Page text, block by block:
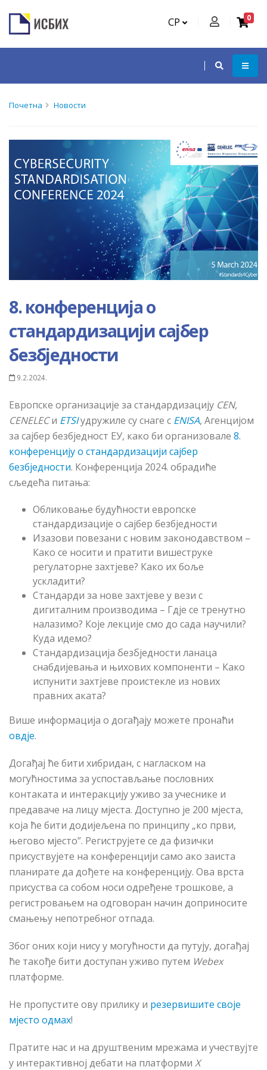
СР 0
Почетна Новости
8. конференција о
стандардизацији сајбер
безбједности
9.2.2024.
Европске организације за стандардизацију CEN,
CENELECи ETSIудружиле су снаге с ENISA, Агенцијом
за сајбер безбједност ЕУ, како би организовале 8.
конференцију о стандардизацији сајбер
безбједности. Конференција 2024. обрадиће
сљедећа питања:
Обликовање будућности европске
стандардизације о сајбер безбједности
Изазови повезани с новим законодавством –
Како се носити и пратити вишеструке
регулаторне захтјеве? Како их боље
ускладити?
Стандарди за нове захтјеве у вези с
дигиталним производима – Гдје се тренутно
налазимо? Које лекције смо до сада научили?
Куда идемо?
Стандардизација безбједности ланаца
снабдијевања и њихових компоненти – Како
испунити захтјеве проистекле из нових
правних аката?
Више информација о догађају можете пронаћи
овдје.
Догађај ће бити хибридан, с нагласком на
могућностима за успостављање пословних
контаката и интеракцију уживо за учеснике и
предаваче на лицу мјеста. Доступно је 200 мјеста,
која ће бити додијељена по принципу „ко први,
његово мјесто”. Региструјете се да физички
присуствујете на конференцији само ако заиста
планирате да дођете на конференцију. Ова врста
присуства са собом носи одређене трошкове, а
регистровањем на одговоран начин доприносите
смањењу непотребног отпада.
Због оних који нису у могућности да путују, догађај
ће такође бити доступан уживо путем Webex
платформе.
Не пропустите ову прилику и резервишите своје
мјесто одмах!
Пратите нас и на друштвеним мрежама и учествујте
у интерактивној дебати на платформи X